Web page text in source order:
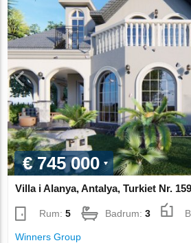
€ 745 000
Villa i Alanya, Antalya, Turkiet Nr.
Rum:5 Badrum:3
Winners Group